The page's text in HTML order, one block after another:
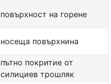
повърхност на горене
носеща повърхнина
пътно покритие от
силициев трошляк